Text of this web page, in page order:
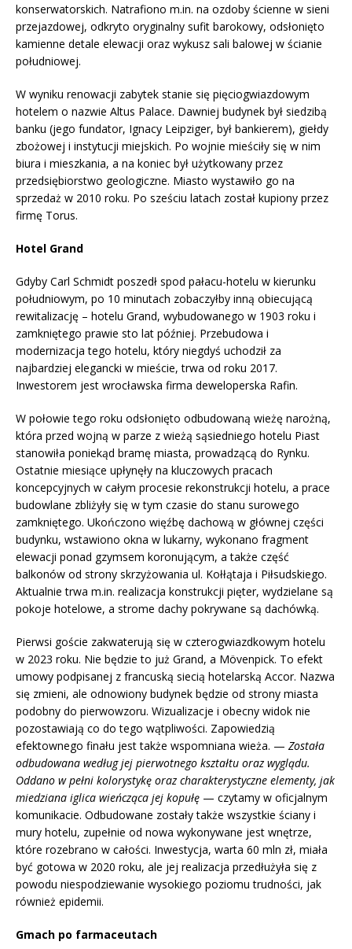
konserwatorskich. Natrafiono m.in. na ozdoby ścienne w sieni
przejazdowej, odkryto oryginalny sufit barokowy, odsłonięto
kamienne detale elewacji oraz wykusz sali balowej w ścianie
południowej.
W wyniku renowacji zabytek stanie się pięciogwiazdowym
hotelem o nazwie Altus Palace. Dawniej budynek był siedzibą
banku (jego fundator, Ignacy Leipziger, był bankierem), giełdy
zbożowej i instytucji miejskich. Po wojnie mieściły się w nim
biura i mieszkania, a na koniec był użytkowany przez
przedsiębiorstwo geologiczne. Miasto wystawiło go na
sprzedaż w 2010 roku. Po sześciu latach został kupiony przez
firmę Torus.
Hotel Grand
Gdyby Carl Schmidt poszedł spod pałacu-hotelu w kierunku
południowym, po 10 minutach zobaczyłby inną obiecującą
rewitalizację – hotelu Grand, wybudowanego w 1903 roku i
zamkniętego prawie sto lat później. Przebudowa i
modernizacja tego hotelu, który niegdyś uchodził za
najbardziej elegancki w mieście, trwa od roku 2017.
Inwestorem jest wrocławska firma deweloperska Rafin.
W połowie tego roku odsłonięto odbudowaną wieżę narożną,
która przed wojną w parze z wieżą sąsiedniego hotelu Piast
stanowiła poniekąd bramę miasta, prowadzącą do Rynku.
Ostatnie miesiące upłynęły na kluczowych pracach
koncepcyjnych w całym procesie rekonstrukcji hotelu, a prace
budowlane zbliżyły się w tym czasie do stanu surowego
zamkniętego. Ukończono więźbę dachową w głównej części
budynku, wstawiono okna w lukarny, wykonano fragment
elewacji ponad gzymsem koronującym, a także część
balkonów od strony skrzyżowania ul. Kołłątaja i Piłsudskiego.
Aktualnie trwa m.in. realizacja konstrukcji pięter, wydzielane są
pokoje hotelowe, a strome dachy pokrywane są dachówką.
Pierwsi goście zakwaterują się w czterogwiazdkowym hotelu
w 2023 roku. Nie będzie to już Grand, a Mövenpick. To efekt
umowy podpisanej z francuską siecią hotelarską Accor. Nazwa
się zmieni, ale odnowiony budynek będzie od strony miasta
podobny do pierwowzoru. Wizualizacje i obecny widok nie
pozostawiają co do tego wątpliwości. Zapowiedzią
efektownego finału jest także wspomniana wieża. — Została
odbudowana według jej pierwotnego kształtu oraz wyglądu.
Oddano w pełni kolorystykę oraz charakterystyczne elementy, jak
miedziana iglica wieńcząca jej kopułę — czytamy w oficjalnym
komunikacie. Odbudowane zostały także wszystkie ściany i
mury hotelu, zupełnie od nowa wykonywane jest wnętrze,
które rozebrano w całości. Inwestycja, warta 60 mln zł, miała
być gotowa w 2020 roku, ale jej realizacja przedłużyła się z
powodu niespodziewanie wysokiego poziomu trudności, jak
również epidemii.
Gmach po farmaceutach